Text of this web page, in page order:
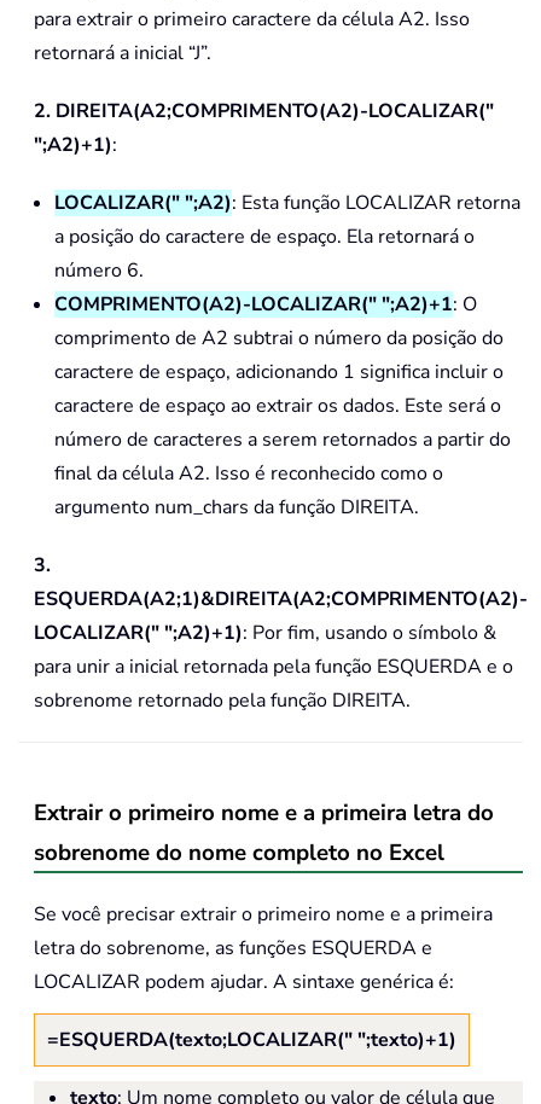
para extrair o primeiro caractere da célula A2. Isso
retornará a inicial “J”.
2. DIREITA(A2;COMPRIMENTO(A2)-LOCALIZAR("
";A2)+1):
LOCALIZAR(" ";A2): Esta função LOCALIZAR retorna
a posição do caractere de espaço. Ela retornará o
número 6.
COMPRIMENTO(A2)-LOCALIZAR(" ";A2)+1: O
comprimento de A2 subtrai o número da posição do
caractere de espaço, adicionando 1 significa incluir o
caractere de espaço ao extrair os dados. Este será o
número de caracteres a serem retornados a partir do
final da célula A2. Isso é reconhecido como o
argumento num_chars da função DIREITA.
3.
ESQUERDA(A2;1)&DIREITA(A2;COMPRIMENTO(A2)-
LOCALIZAR(" ";A2)+1): Por fim, usando o símbolo &
para unir a inicial retornada pela função ESQUERDA e o
sobrenome retornado pela função DIREITA.
Extrair o primeiro nome e a primeira letra do
sobrenome do nome completo no Excel
Se você precisar extrair o primeiro nome e a primeira
letra do sobrenome, as funções ESQUERDA e
LOCALIZAR podem ajudar. A sintaxe genérica é:
=ESQUERDA(texto;LOCALIZAR(" ";texto)+1)
texto: Um nome completo ou valor de célula que